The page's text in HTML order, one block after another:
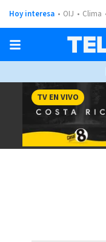
Hoy interesa OIJ Clima
TV EN VIVO